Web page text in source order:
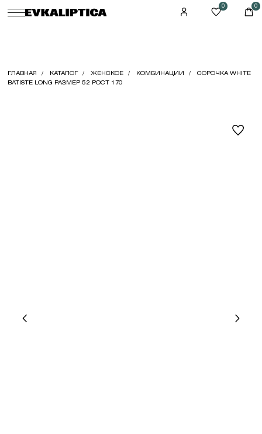
0 0
ГЛАВНАЯ КАТАЛОГ ЖЕНСКОЕ КОМБИНАЦИИ
СОРОЧКА WHITE
BATISTE LONG РАЗМЕР 52 РОСТ 170